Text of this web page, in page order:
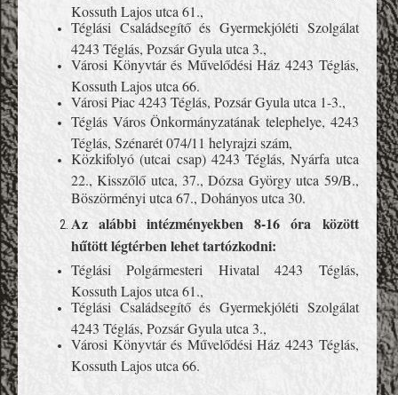
Kossuth Lajos utca 61.,
Téglási Családsegítő és Gyermekjóléti Szolgálat
4243 Téglás, Pozsár Gyula utca 3.,
Városi Könyvtár és Művelődési Ház 4243 Téglás,
Kossuth Lajos utca 66.
Városi Piac 4243 Téglás, Pozsár Gyula utca 1-3.,
Téglás Város Önkormányzatának telephelye, 4243
Téglás, Szénarét 074/11 helyrajzi szám,
Közkifolyó (utcai csap) 4243 Téglás, Nyárfa utca
22., Kisszőlő utca, 37., Dózsa György utca 59/B.,
Böszörményi utca 67., Dohányos utca 30.
Az alábbi intézményekben 8-16 óra között
hűtött légtérben lehet tartózkodni:
Téglási Polgármesteri Hivatal 4243 Téglás,
Kossuth Lajos utca 61.,
Téglási Családsegítő és Gyermekjóléti Szolgálat
4243 Téglás, Pozsár Gyula utca 3.,
Városi Könyvtár és Művelődési Ház 4243 Téglás,
Kossuth Lajos utca 66.